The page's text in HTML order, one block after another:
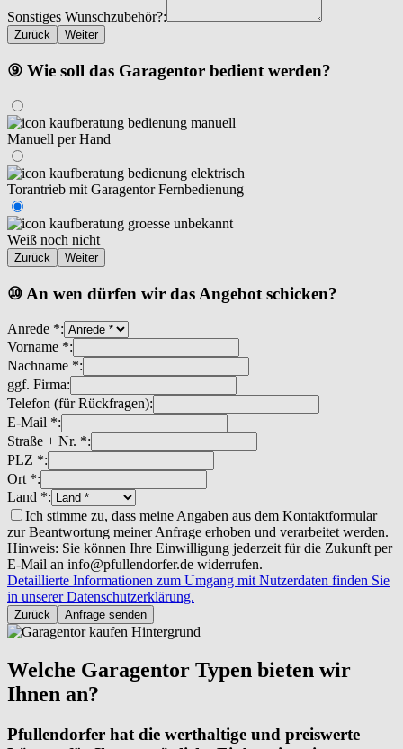
Sonstiges Wunschzubehör?:
Zurück Weiter
⑨ Wie soll das Garagentor bedient werden?
Manuell per Hand
Torantrieb mit Garagentor Fernbedienung
Weiß noch nicht
Zurück Weiter
⑩ An wen dürfen wir das Angebot schicken?
Anrede *:
Vorname *:
Nachname *:
ggf. Firma:
Telefon (für Rückfragen):
E-Mail *:
Straße + Nr. *:
PLZ *:
Ort *:
Land *:
Ich stimme zu, dass meine Angaben aus dem Kontaktformular
zur Beantwortung meiner Anfrage erhoben und verarbeitet werden.
Hinweis: Sie können Ihre Einwilligung jederzeit für die Zukunft per
E-Mail an info@pfullendorfer.de widerrufen.
Detaillierte Informationen zum Umgang mit Nutzerdaten finden Sie
in unserer Datenschutzerklärung.
Zurück Anfrage senden
Welche Garagentor Typen bieten wir
Ihnen an?
Pfullendorfer hat die werthaltige und preiswerte